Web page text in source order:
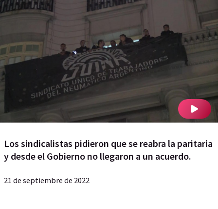
Los sindicalistas pidieron que se reabra la paritaria
y desde el Gobierno no llegaron a un acuerdo.
21 de septiembre de 2022